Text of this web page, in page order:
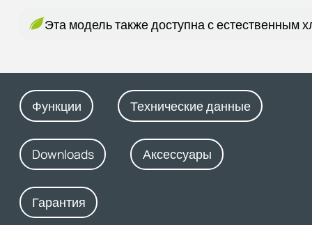
Эта модель также доступна с естественным
Функции Технические данные
Downloads Аксессуары
Гарантия